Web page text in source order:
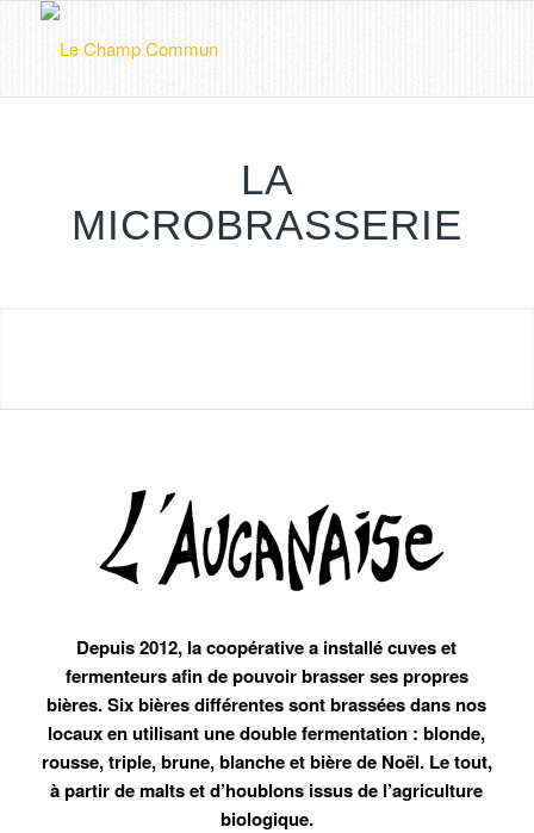
LA
MICROBRASSERIE
Depuis 2012, la coopérative a installé cuves et
fermenteurs afin de pouvoir brasser ses propres
bières. Six bières différentes sont brassées dans nos
locaux en utilisant une double fermentation : blonde,
rousse, triple, brune, blanche et bière de Noël. Le tout,
à partir de malts et d’houblons issus de l’agriculture
biologique.